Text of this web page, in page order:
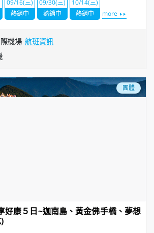
09/16(三)
熱銷中
09/30(三)
熱銷中
10/14(三)
熱銷中
more
機場 航班資訊
團體
好康５日~迦南島、黃金佛手橋、夢想